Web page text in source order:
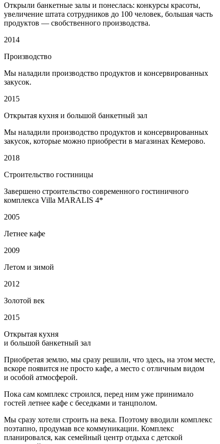
Открыли банкетные залы и понеслась: конкурсы красоты,
увеличение штата сотрудников до 100 человек, большая часть
продуктов — свобственного производства.
2014
Производство
Мы наладили производство продуктов и консервированных
закусок.
2015
Открытая кухня и большой банкетный зал
Мы наладили производство продуктов и консервированных
закусок, которые можно приобрести в магазинах Кемерово.
2018
Строительство гостиницы
Завершено строительство современного гостиничного
комплекса Villa MARALIS 4*
2005
Летнее кафе
2009
Летом и зимой
2012
Золотой век
2015
Открытая кухня
и большой банкетный зал
Приобретая землю, мы сразу решили, что здесь, на этом месте,
вскоре появится не просто кафе, а место с отличным видом
и особой атмосферой.
Пока сам комплекс строился, перед ним уже принимало
гостей летнее кафе с беседками и танцполом.
Мы сразу хотели строить на века. Поэтому вводили комплекс
поэтапно, продумав все коммуникации. Комплекс
планировался, как семейный центр отдыха с детской